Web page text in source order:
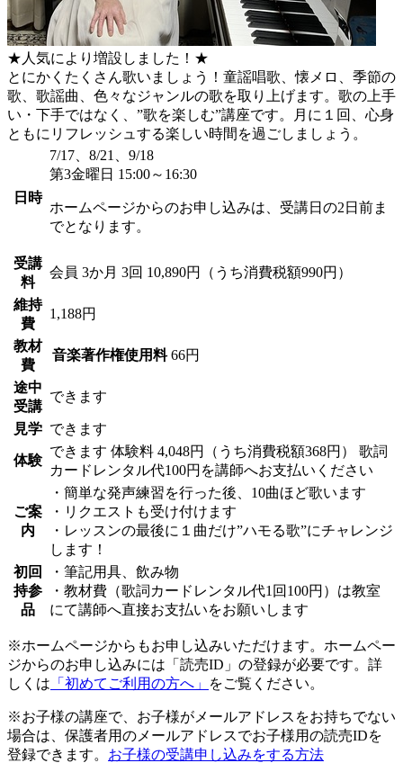
★人気により増設しました！★
とにかくたくさん歌いましょう！童謡唱歌、懐メロ、季節の
歌、歌謡曲、色々なジャンルの歌を取り上げます。歌の上手
い・下手ではなく、”歌を楽しむ”講座です。月に１回、心身
ともにリフレッシュする楽しい時間を過ごしましょう。
日時
7/17、8/21、9/18
第3金曜日 15:00～16:30
ホームページからのお申し込みは、受講日の2日前ま
でとなります。
受講
料
会員 3か月 3回 10,890円（うち消費税額990円）
維持
費
1,188円
教材
費
音楽著作権使用料 66円
途中
受講
できます
見学 できます
体験
できます 体験料 4,048円（うち消費税額368円） 歌詞
カードレンタル代100円を講師へお支払いください
ご案
内
・簡単な発声練習を行った後、10曲ほど歌います
・リクエストも受け付けます
・レッスンの最後に１曲だけ”ハモる歌”にチャレンジ
します！
初回
持参
品
・筆記用具、飲み物
・教材費（歌詞カードレンタル代1回100円）は教室
にて講師へ直接お支払いをお願いします
※ホームページからもお申し込みいただけます。ホームペー
ジからのお申し込みには「読売ID」の登録が必要です。詳
しくは 「初めてご利用の方へ」 をご覧ください。
※お子様の講座で、お子様がメールアドレスをお持ちでない
場合は、保護者用のメールアドレスでお子様用の読売IDを
登録できます。 お子様の受講申し込みをする方法